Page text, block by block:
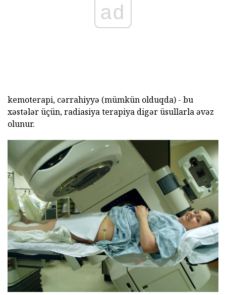
ad
kemoterapi, cərrahiyyə (mümkün olduqda) - bu
xəstələr üçün, radiasiya terapiya digər üsullarla əvəz
olunur.